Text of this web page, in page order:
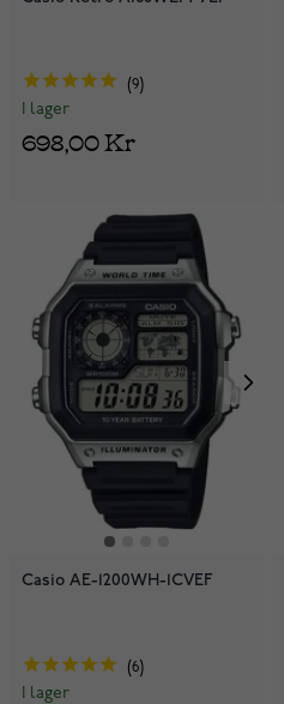
9
I lager
698,00 Kr
Casio AE-1200WH-1CVEF
6
I lager